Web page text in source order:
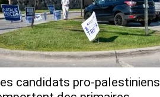
candidats pro-palestiniens